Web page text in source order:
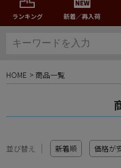
ランキング 新着／再入荷
メンズ
レディース
キッズ
ペア商品
HOME 商品一覧
並び替え 新着順 価格が